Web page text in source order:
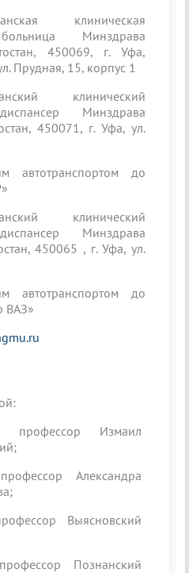
клиническая
Минздрава
450069, г. Уфа,
Прудная, 15, корпус 1
клинический
Минздрава
450071, г. Уфа, ул.
автотранспортом до
клинический
Минздрава
450065 , г. Уфа, ул.
автотранспортом до
ВАЗ»
Измаил
Александра
Выясновский
Познанский